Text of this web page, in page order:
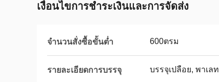
เงื่อนไขการชําระเงินและการจัดส่ง
จำนวนสั่งซื้อขั้นต่ำ 600ตรม
รายละเอียดการบรรจุ บรรจุเปลือย, พาเลท